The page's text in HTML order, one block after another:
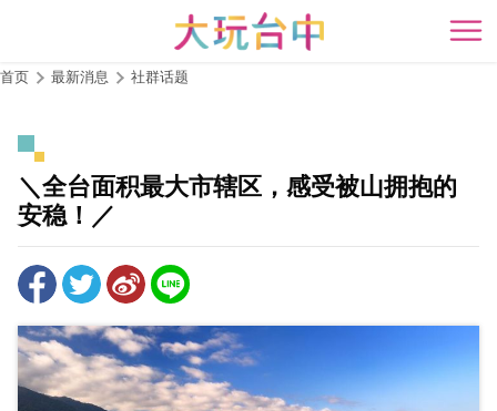
主
要
开
首页 最新消息 社群话题
＼全台面积最大市辖区，感受被山拥抱的
安稳！／​